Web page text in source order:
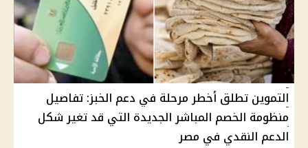
التموين تطلق أخطر مرحلة في دعم الخبز: تفاصيل
منظومة الخصم المباشر الجديدة التي قد تغير شكل
الدعم النقدي في مصر